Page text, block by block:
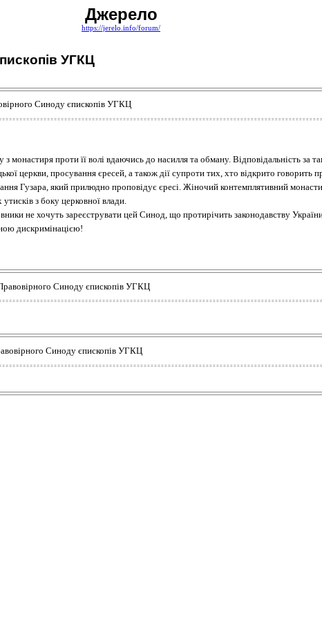
Джерело
https://jerelo.info/forum/
УГКЦ
Синоду єпископів УГКЦ
монастиря проти її волі вдаючись до насилля та обману. Відповідальність за
церкви, просування єресей, а також дії супроти тих, хто відкрито говорить
Гузара, який прилюдно проповідує єресі. Жіночий контемплятивний
з боку церковної влади.
не хочуть зареєструвати цей Синод, що протирічить законодавству
дискримінацією!
Синоду єпископів УГКЦ
Синоду єпископів УГКЦ